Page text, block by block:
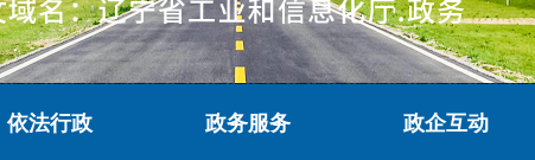
依法行政 政务服务 政企互动